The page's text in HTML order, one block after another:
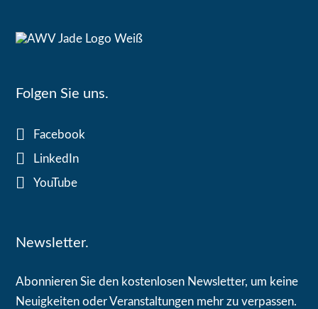
Folgen Sie uns.
Facebook
LinkedIn
YouTube
Newsletter.
Abonnieren Sie den kostenlosen Newsletter, um keine
Neuigkeiten oder Veranstaltungen mehr zu verpassen.